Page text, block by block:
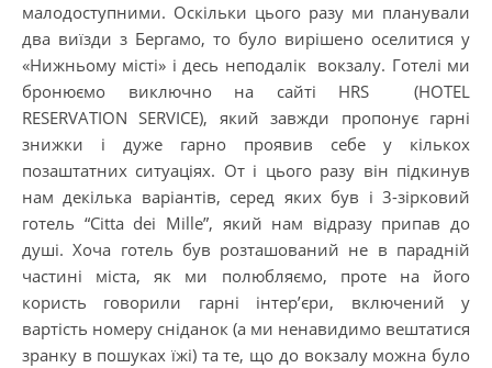
малодоступними. Оскільки цього разу ми планували
два виїзди з Бергамо, то було вирішено оселитися у
«Нижньому місті» і десь неподалік вокзалу. Готелі ми
бронюємо виключно на сайті HRS (HOTEL
RESERVATION SERVICE), який завжди пропонує гарні
знижки і дуже гарно проявив себе у кількох
позаштатних ситуаціях. От і цього разу він підкинув
нам декілька варіантів, серед яких був і 3-зірковий
готель “Citta dei Mille”, який нам відразу припав до
душі. Хоча готель був розташований не в парадній
частині міста, як ми полюбляємо, проте на його
користь говорили гарні інтер’єри, включений у
вартість номеру сніданок (а ми ненавидимо вештатися
зранку в пошуках їжі) та те, що до вокзалу можна було